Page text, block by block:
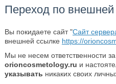
Переход по
Вы покидаете сайт "Сайт
внешней ссылке https://
Мы не несем ответственности
orioncosmetology.ru и
указывать никаких своих